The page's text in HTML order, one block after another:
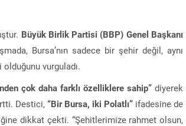
Büyük Birlik Partisi (BBP) Genel Başkanı
Bursa’nın sadece bir şehir değil, aynı
vurguladı.
çok daha farklı özelliklere sahip” diyerek
Destici, “Bir Bursa, iki Polatlı”ifadesine de
dikkat çekti. “Şehitlerimize rahmet olsun,